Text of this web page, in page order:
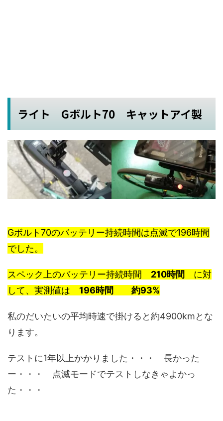
ライト Gボルト70 キャットアイ製
Gボルト70のバッテリー持続時間は点滅で196時間
でした。
スペック上のバッテリー持続時間 210時間 に対
して、実測値は 196時間 約93%
私のだいたいの平均時速で掛けると約4900kmとな
ります。
テストに1年以上かかりました・・・ 長かった
ー・・・ 点滅モードでテストしなきゃよかっ
た・・・